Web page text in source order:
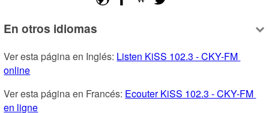
En otros idiomas
Ver esta página en Inglés: Listen KiSS 102.3 - CKY-FM
online
Ver esta página en Francés: Ecouter KiSS 102.3 - CKY-FM
en ligne